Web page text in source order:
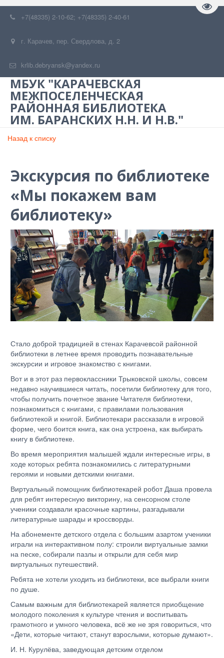
+7(48335) 2-10-62; +7(48335) 2-40-61
г. Карачев, пер. Свердлова, д. 2
krlib.debryansk@yandex.ru
МБУК "КАРАЧЕВСКАЯ
МЕЖПОСЕЛЕНЧЕСКАЯ
РАЙОННАЯ БИБЛИОТЕКА
ИМ. БАРАНСКИХ Н.Н. И Н.В."
Назад к списку
Экскурсия по библиотеке
«Мы покажем вам
библиотеку»
Стало доброй традицией в стенах Карачевсой районной
библиотеки в летнее время проводить познавательные
экскурсии и игровое знакомство с книгами.
Вот и в этот раз первоклассники Трыковской школы, совсем
недавно научившиеся читать, посетили библиотеку для того,
чтобы получить почетное звание Читателя библиотеки,
познакомиться с книгами, с правилами пользования
библиотекой и книгой. Библиотекари рассказали в игровой
форме, чего боится книга, как она устроена, как выбирать
книгу в библиотеке.
Во время мероприятия малышей ждали интересные игры, в
ходе которых ребята познакомились с литературными
героями и новыми детскими книгами.
Виртуальный помощник библиотекарей робот Даша провела
для ребят интересную викторину, на сенсорном столе
ученики создавали красочные картины, разгадывали
литературные шарады и кроссворды.
На абонементе детского отдела с большим азартом ученики
играли на интерактивном полу: строили виртуальные замки
на песке, собирали пазлы и открыли для себя мир
виртуальных путешествий.
Ребята не хотели уходить из библиотеки, все выбрали книги
по душе.
Самым важным для библиотекарей является приобщение
молодого поколения к культуре чтения и воспитывать
грамотного и умного человека, всё же не зря говориться, что
«Дети, которые читают, станут взрослыми, которые думают».
И. Н. Курулёва, заведующая детским отделом